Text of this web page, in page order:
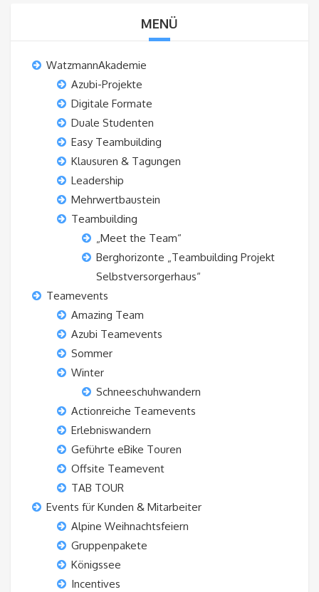
MENÜ
WatzmannAkademie
Azubi-Projekte
Digitale Formate
Duale Studenten
Easy Teambuilding
Klausuren & Tagungen
Leadership
Mehrwertbaustein
Teambuilding
„Meet the Team“
Berghorizonte „Teambuilding Projekt
Selbstversorgerhaus“
Teamevents
Amazing Team
Azubi Teamevents
Sommer
Winter
Schneeschuhwandern
Actionreiche Teamevents
Erlebniswandern
Geführte eBike Touren
Offsite Teamevent
TAB TOUR
Events für Kunden & Mitarbeiter
Alpine Weihnachtsfeiern
Gruppenpakete
Königssee
Incentives